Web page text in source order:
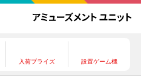
入荷プライズ 設置ゲーム機